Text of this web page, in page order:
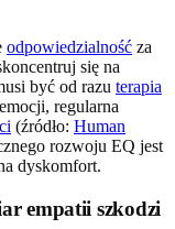
odpowiedzialność za
się na
być od razu terapia
regularna
(źródło: Human
rozwoju EQ jest
dyskomfort.
empatii szkodzi